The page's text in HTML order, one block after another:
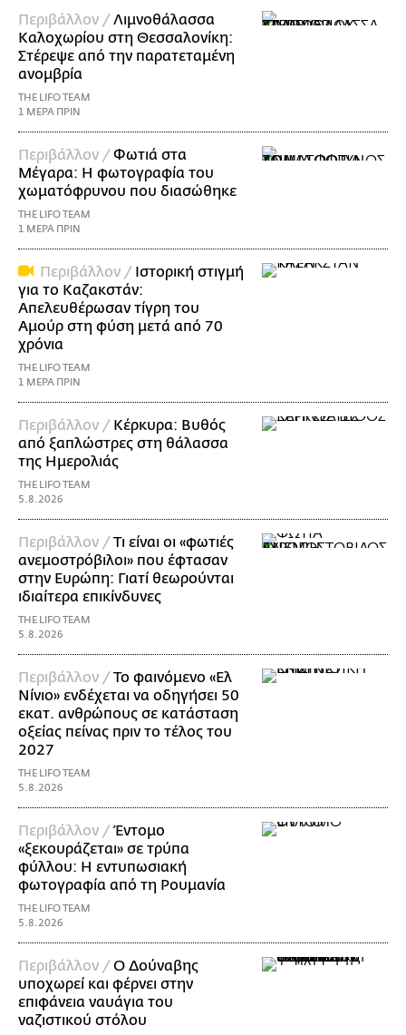
Περιβάλλον / Λιμνοθάλασσα
Καλοχωρίου στη Θεσσαλονίκη:
Στέρεψε από την παρατεταμένη
ανομβρία
THE LIFO TEAM
1 ΜΕΡΑ ΠΡΙΝ
Περιβάλλον / Φωτιά στα
Μέγαρα: Η φωτογραφία του
χωματόφρυνου που διασώθηκε
THE LIFO TEAM
1 ΜΕΡΑ ΠΡΙΝ
Περιβάλλον / Ιστορική στιγμή
για το Καζακστάν:
Απελευθέρωσαν τίγρη του
Αμούρ στη φύση μετά από 70
χρόνια
THE LIFO TEAM
1 ΜΕΡΑ ΠΡΙΝ
Περιβάλλον / Κέρκυρα: Βυθός
από ξαπλώστρες στη θάλασσα
της Ημερολιάς
THE LIFO TEAM
5.8.2026
Περιβάλλον / Τι είναι οι «φωτιές
ανεμοστρόβιλοι» που έφτασαν
στην Ευρώπη: Γιατί θεωρούνται
ιδιαίτερα επικίνδυνες
THE LIFO TEAM
5.8.2026
Περιβάλλον / Το φαινόμενο «Ελ
Νίνιο» ενδέχεται να οδηγήσει 50
εκατ. ανθρώπους σε κατάσταση
οξείας πείνας πριν το τέλος του
2027
THE LIFO TEAM
5.8.2026
Περιβάλλον /Έντομο
«ξεκουράζεται» σε τρύπα
φύλλου: Η εντυπωσιακή
φωτογραφία από τη Ρουμανία
THE LIFO TEAM
5.8.2026
Περιβάλλον / Ο Δούναβης
υποχωρεί και φέρνει στην
επιφάνεια ναυάγια του
ναζιστικού στόλου